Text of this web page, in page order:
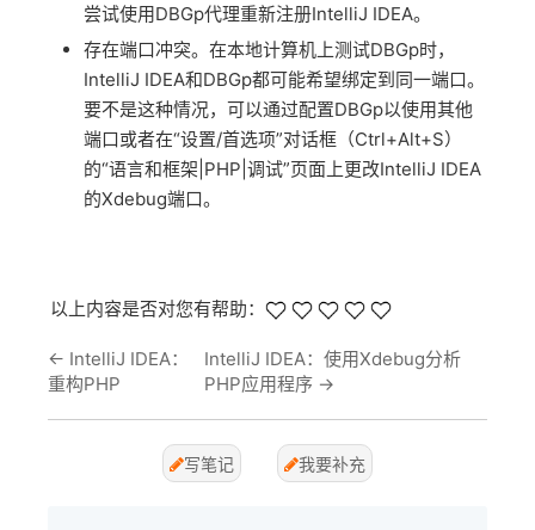
尝试使用DBGp代理重新注册IntelliJ IDEA。
存在端口冲突。在本地计算机上测试DBGp时，
IntelliJ IDEA和DBGp都可能希望绑定到同一端口。
要不是这种情况，可以通过配置DBGp以使用其他
端口或者在“设置/首选项”对话框（Ctrl+Alt+S）
的“语言和框架|PHP|调试”页面上更改IntelliJ IDEA
的Xdebug端口。
以上内容是否对您有帮助：
← IntelliJ IDEA：
重构PHP
IntelliJ IDEA：使用Xdebug分析
PHP应用程序→
写笔记 我要补充